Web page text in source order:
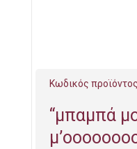
Κωδικός
“μπαμπά